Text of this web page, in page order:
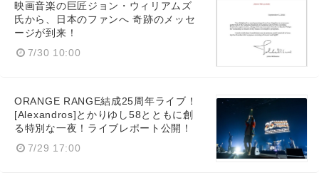
映画音楽の巨匠ジョン・ウィリアムズ
氏から、日本のファンへ 奇跡のメッセ
ージが到来！
7/30 10:00
ORANGE RANGE結成25周年ライブ！
[Alexandros]とかりゆし58とともに創
る特別な一夜！ライブレポート公開！
7/29 17:00